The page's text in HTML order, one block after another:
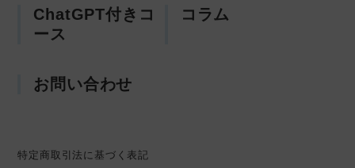
ChatGPT付きコ
ース
コラム
お問い合わせ
特定商取引法に基づく表記